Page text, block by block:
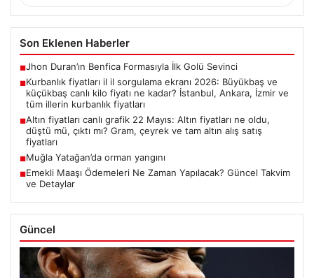
Son Eklenen Haberler
■Jhon Duran’ın Benfica Formasıyla İlk Golü Sevinci
■Kurbanlık fiyatları il il sorgulama ekranı 2026: Büyükbaş ve
küçükbaş canlı kilo fiyatı ne kadar? İstanbul, Ankara, İzmir ve
tüm illerin kurbanlık fiyatları
■Altın fiyatları canlı grafik 22 Mayıs: Altın fiyatları ne oldu,
düştü mü, çıktı mı? Gram, çeyrek ve tam altın alış satış
fiyatları
■Muğla Yatağan’da orman yangını
■Emekli Maaşı Ödemeleri Ne Zaman Yapılacak? Güncel Takvim
ve Detaylar
Güncel